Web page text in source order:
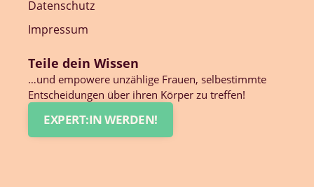
Datenschutz
Impressum
Teile dein Wissen
…und empowere unzählige Frauen, selbestimmte
Entscheidungen über ihren Körper zu treffen!
EXPERT:IN WERDEN!